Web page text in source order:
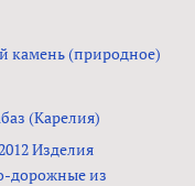
камень (природное)
(Карелия)
Изделия
дорожные из